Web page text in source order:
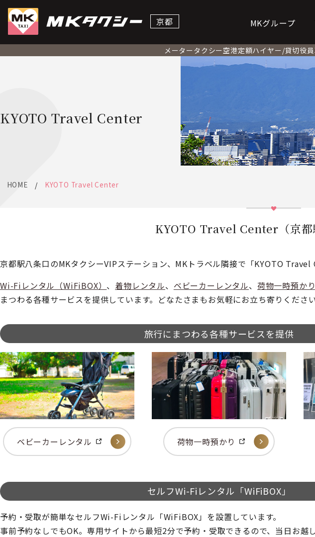
京都 MKグループ
メータータクシー空港定額ハイヤー/貸切役
KYOTO Travel Center
HOME KYOTO Travel Center
KYOTO Travel Center（京都
京都駅八条口のMKタクシーVIPステーション、MKトラベル隣接で「KYOTO Travel
Wi-Fiレンタル（WiFiBOX） 、 着物レンタル、 ベビーカーレンタル、 荷物一時預かり
まつわる各種サービスを提供しています。どなたさまもお気軽にお立ち寄りください
旅行にまつわる各種サービスを提供
ベビーカーレンタル 荷物一時預かり
セルフWi-Fiレンタル「WiFiBOX」
予約・受取が簡単なセルフWi-Fiレンタル「WiFiBOX」を設置しています。
事前予約なしでもOK。専用サイトから最短2分で予約・受取できるので、当日お越